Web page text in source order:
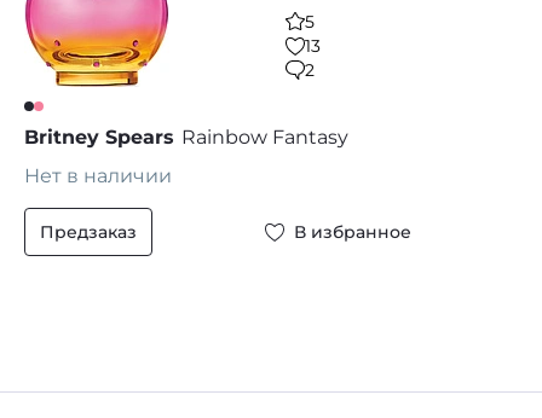
5
13
2
Britney Spears Rainbow Fantasy
Нет в наличии
Предзаказ В избранное